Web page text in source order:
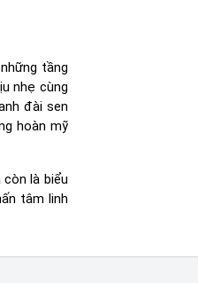
tầng
nhẹ cùng
đài sen
hoàn mỹ
là biểu
tâm linh